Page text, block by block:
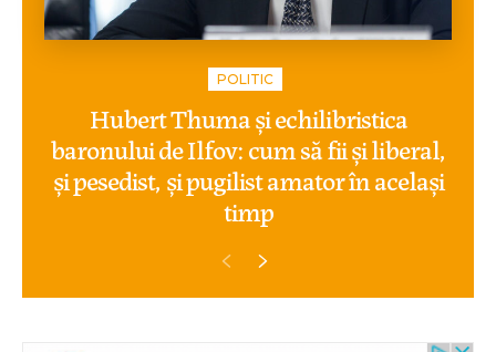
POLITIC
Hubert Thuma și echilibristica
baronului de Ilfov: cum să fii și liberal,
și pesedist, și pugilist amator în același
timp